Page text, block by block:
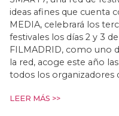
ideas afines que cuenta
MEDIA, celebrará los
festivales los días 2 y 3
FILMADRID, como uno
la red, acoge este año
todos los organizadores
LEER MÁS >>